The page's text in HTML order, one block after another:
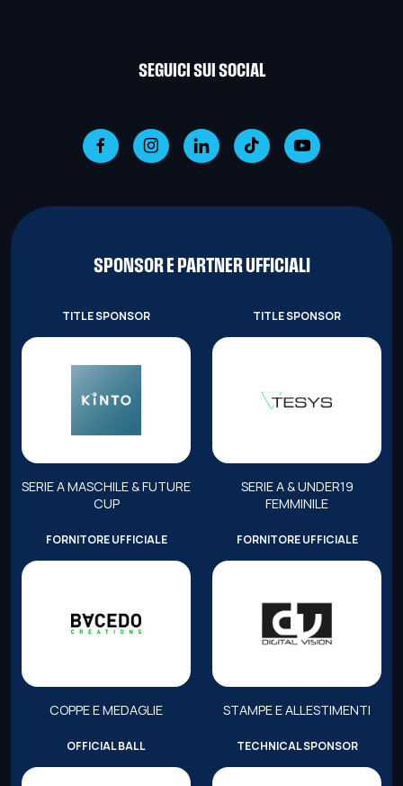
SEGUICI SUI SOCIAL
SPONSOR E PARTNER UFFICIALI
TITLE SPONSOR
SERIE A MASCHILE & FUTURE
CUP
TITLE SPONSOR
SERIE A & UNDER19
FEMMINILE
FORNITORE UFFICIALE
COPPE E MEDAGLIE
FORNITORE UFFICIALE
STAMPE E ALLESTIMENTI
OFFICIAL BALL TECHNICAL SPONSOR